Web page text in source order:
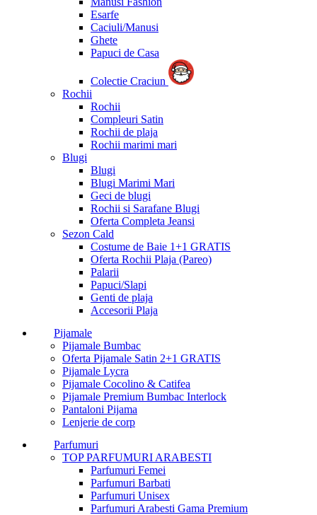
Esarfe
Caciuli/Manusi
Ghete
Papuci de Casa
Colectie Craciun
Rochii
Rochii
Compleuri Satin
Rochii de plaja
Rochii marimi mari
Blugi
Blugi
Blugi Marimi Mari
Geci de blugi
Rochii si Sarafane Blugi
Oferta Completa Jeansi
Sezon Cald
Costume de Baie 1+1 GRATIS
Oferta Rochii Plaja (Pareo)
Palarii
Papuci/Slapi
Genti de plaja
Accesorii Plaja
Pijamale
Pijamale Bumbac
Oferta Pijamale Satin 2+1 GRATIS
Pijamale Lycra
Pijamale Cocolino & Catifea
Pijamale Premium Bumbac Interlock
Pantaloni Pijama
Lenjerie de corp
Parfumuri
TOP PARFUMURI ARABESTI
Parfumuri Femei
Parfumuri Barbati
Parfumuri Unisex
Parfumuri Arabesti Gama Premium